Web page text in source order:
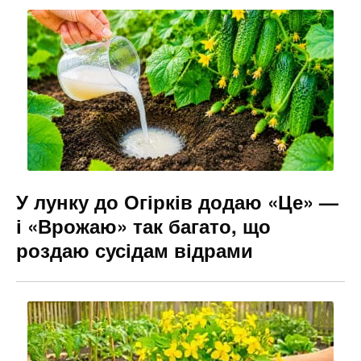
o
o
k
m n
g
er
У лунку до Огірків додаю «Це» —
і «Врожаю» так багато, що
роздаю сусідам відрами